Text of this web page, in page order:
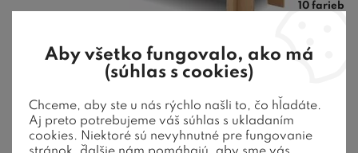
10 farieb
Poschodová posteľ JUNIOR 3, PRAVÁ,
masív buk
Masívne tvrdé bukové drevo. Nohy 5,5 x 5,5 cm. Nosnosť
rámu 2 x 100 Kg. Povrchová úpr ...
Aby všetko fungovalo, ako má
(súhlas s cookies)
Chceme, aby ste u nás rýchlo našli to, čo hľadáte.
Aj preto potrebujeme váš súhlas s ukladaním
cookies. Niektoré sú nevyhnutné pre fungovanie